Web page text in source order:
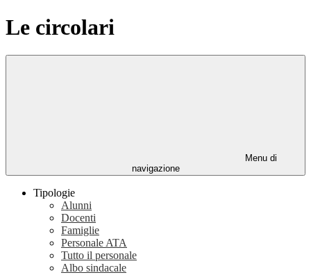
Le circolari
Menu di
navigazione
Tipologie
Alunni
Docenti
Famiglie
Personale ATA
Tutto il personale
Albo sindacale